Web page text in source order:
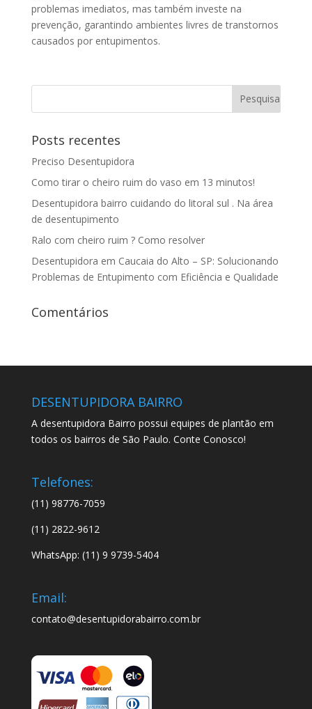
problemas imediatos, mas também investe na
prevenção, garantindo ambientes livres de transtornos
causados por entupimentos.
Posts recentes
Preciso Desentupidora
Como tirar o cheiro ruim do vaso em 13 minutos!
Desentupidora bairro cuidando do litoral sul . Na área
de desentupimento
Ralo com cheiro ruim ? Como resolver
Desentupidora em Caucaia do Alto – SP: Solucionando
Problemas de Entupimento com Eficiência e Qualidade
Comentários
DESENTUPIDORA BAIRRO
A desentupidora Bairro possui equipes de plantão em
todos os bairros de São Paulo. Conte Conosco!
Telefones:
(11) 98776-7059
(11) 2822-9612
WhatsApp: (11) 9 9739-5404
Email:
contato@desentupidorabairro.com.br